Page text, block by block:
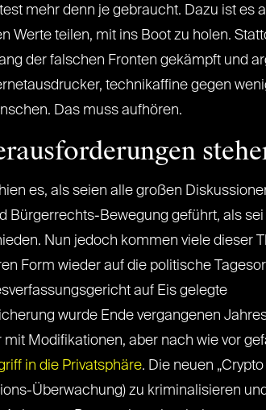
mehr denn je gebraucht. Dazu ist es
Werte teilen, mit ins Boot zu holen.
der falschen Fronten gekämpft und
technikaffine gegen
Das muss aufhören.
es, als seien alle großen
Bürgerrechts-Bewegung geführt, als
Nun jedoch kommen viele dieser
Form wieder auf die politische
auf Eis gelegte
wurde Ende vergangenen
mit Modifikationen, aber nach wie vor
in die Privatsphäre. Die neuen
Überwachung) zu kriminalisieren und